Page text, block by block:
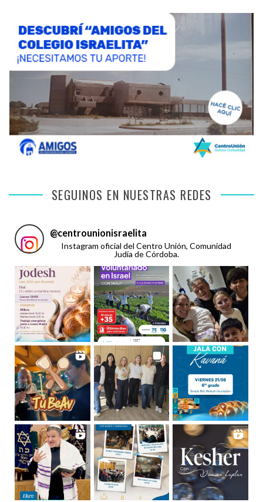
SEGUINOS EN NUESTRAS REDES
@centrounionisraelita
Instagram oficial del Centro Unión, Comunidad
Judía de Córdoba.